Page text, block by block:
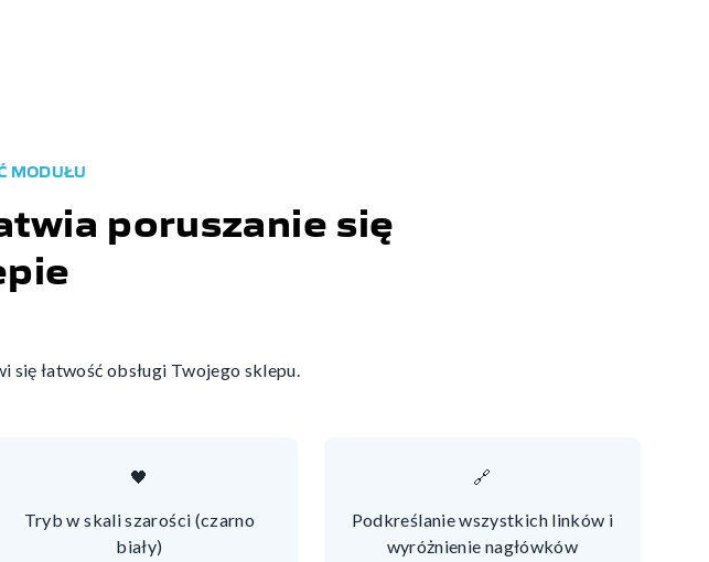
poruszanie się
MODUŁU
łatwość obsługi Twojego sklepu.
🖤
Tryb w skali szarości (czarno
biały)
🔗
Podkreślanie wszystkich linków i
wyróżnienie nagłówków